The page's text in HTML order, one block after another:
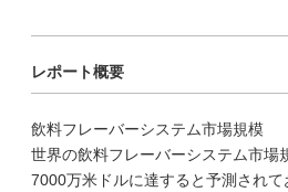
レポート概要
飲料フレーバーシステム市場規模
世界の飲料フレーバーシステム市場
7000万米ドルに達すると予測され